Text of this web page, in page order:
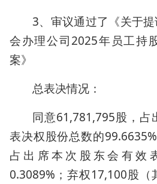
3、审议通过了《关于
会办理公司2025年员工持
案》
总表决情况：
同意61,781,795股，占
表决权股份总数的
占出席本次股东会有效
0.3089%；弃权17,100股（